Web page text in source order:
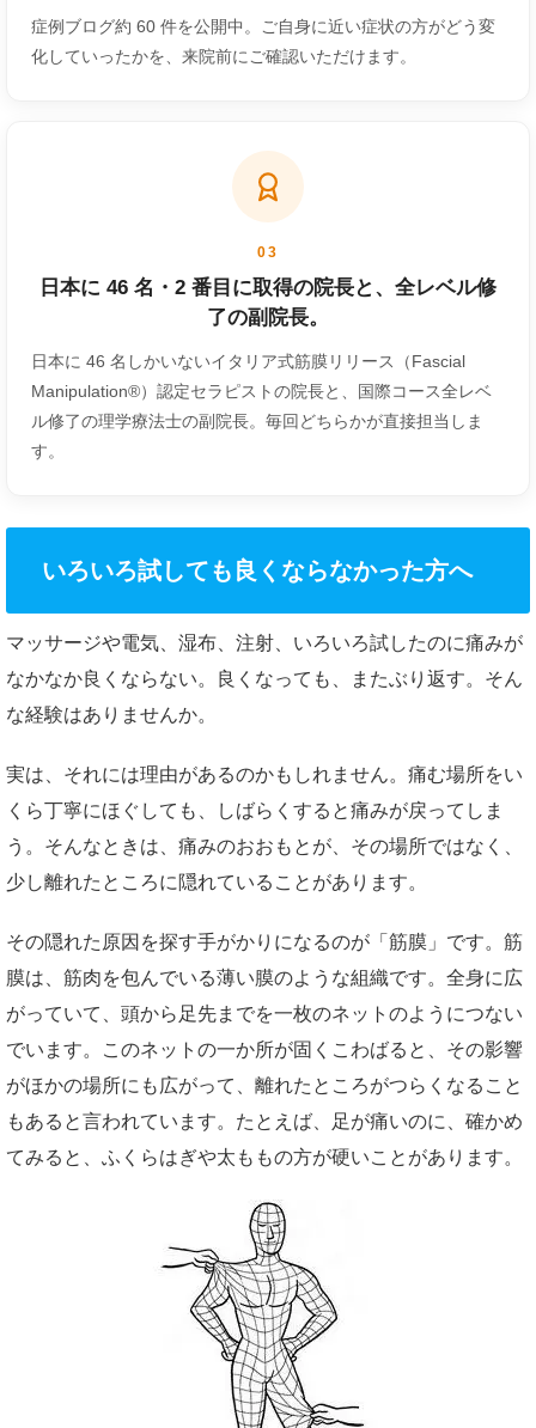
症例ブログ約 60 件を公開中。ご自身に近い症状の方がどう変
化していったかを、来院前にご確認いただけます。
03
日本に 46 名・2 番目に取得の院長と、全レベル修
了の副院長。
日本に 46 名しかいないイタリア式筋膜リリース（Fascial
Manipulation®）認定セラピストの院長と、国際コース全レベ
ル修了の理学療法士の副院長。毎回どちらかが直接担当しま
す。
いろいろ試しても良くならなかった方へ
マッサージや電気、湿布、注射、いろいろ試したのに痛みが
なかなか良くならない。良くなっても、またぶり返す。そん
な経験はありませんか。
実は、それには理由があるのかもしれません。痛む場所をい
くら丁寧にほぐしても、しばらくすると痛みが戻ってしま
う。そんなときは、痛みのおおもとが、その場所ではなく、
少し離れたところに隠れていることがあります。
その隠れた原因を探す手がかりになるのが「筋膜」です。筋
膜は、筋肉を包んでいる薄い膜のような組織です。全身に広
がっていて、頭から足先までを一枚のネットのようにつない
でいます。このネットの一か所が固くこわばると、その影響
がほかの場所にも広がって、離れたところがつらくなること
もあると言われています。たとえば、足が痛いのに、確かめ
てみると、ふくらはぎや太ももの方が硬いことがあります。